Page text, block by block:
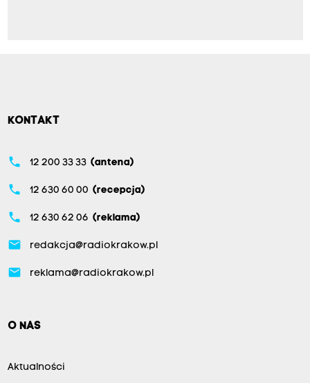
KONTAKT
phone 12 200 33 33 (antena)
phone 12 630 60 00 (recepcja)
phone 12 630 62 06 (reklama)
email redakcja@radiokrakow.pl
email reklama@radiokrakow.pl
O NAS
Aktualności